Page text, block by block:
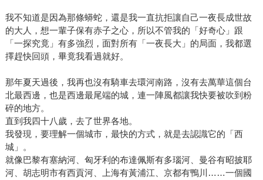
我不知道是因為那條蟒蛇，還是我一直抗拒讓自己一夜長成世故
的大人，想一輩子保有赤子之心，所以不管我的「好奇心」跟
「一探究竟」有多強烈，面對所有「一夜長大」的局面，我都選
擇趕快回頭，畢竟我看過就好。
那年夏天過後，我再也沒有騎車去環河南路，沒有去萬華這個台
北最西邊，也是西邊最尾端的城，連一陣風都讓我快要被吹到粉
碎的地方。
直到我四十八歲，去了世界各地。
我發現，要理解一個城市，最快的方式，就是去認識它的「西
城」。
就像巴黎有塞納河、匈牙利的布達佩斯有多瑙河、曼谷有昭披耶
河、胡志明市有西貢河、上海有黃浦江、京都有鴨川……一個國